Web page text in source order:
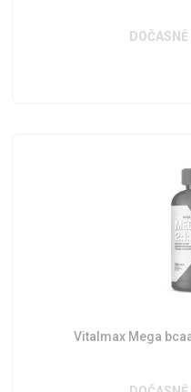
Vitalmax Mega